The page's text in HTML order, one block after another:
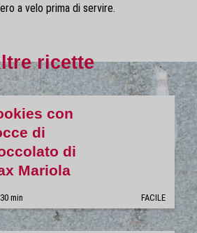
a velo prima di servire.
ricette
con
di
di
Mariola
30 min FACILE